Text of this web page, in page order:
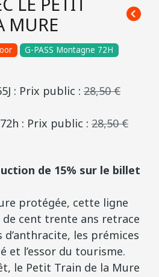
MURE
G-PASS Montagne 72H
: Prix public : 28,50 €
: Prix public : 28,50 €
de 15% sur le billet
protégée, cette ligne
cent trente ans retrace
d’anthracite, les prémices
et l’essor du tourisme.
le Petit Train de la Mure